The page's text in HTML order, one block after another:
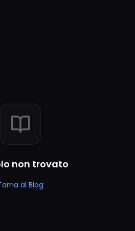
non trovato
al Blog